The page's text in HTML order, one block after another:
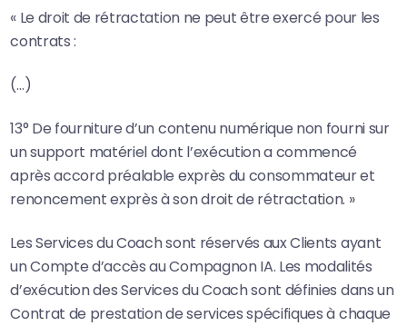
« Le droit de rétractation ne peut être exercé pour les
contrats :
(…)
13° De fourniture d’un contenu numérique non fourni sur
un support matériel dont l’exécution a commencé
après accord préalable exprès du consommateur et
renoncement exprès à son droit de rétractation. »
Les Services du Coach sont réservés aux Clients ayant
un Compte d’accès au Compagnon IA. Les modalités
d’exécution des Services du Coach sont définies dans un
Contrat de prestation de services spécifiques à chaque